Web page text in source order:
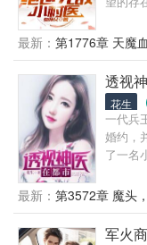
最新： 第1776章 天魔
透视
花生
一代兵
婚约，
了一名
最新： 第3572章 魔头
军火